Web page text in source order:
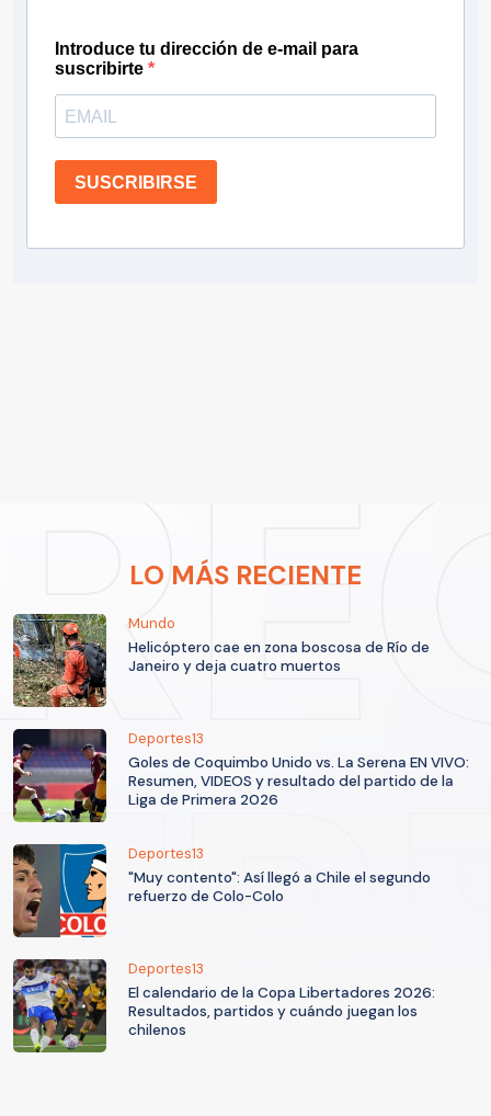
Introduce tu dirección de e-mail para
suscribirte
SUSCRIBIRSE
LO MÁS RECIENTE
Mundo
Helicóptero cae en zona boscosa de Río de
Janeiro y deja cuatro muertos
Deportes13
Goles de Coquimbo Unido vs. La Serena EN VIVO:
Resumen, VIDEOS y resultado del partido de la
Liga de Primera 2026
Deportes13
"Muy contento": Así llegó a Chile el segundo
refuerzo de Colo-Colo
Deportes13
El calendario de la Copa Libertadores 2026:
Resultados, partidos y cuándo juegan los
chilenos